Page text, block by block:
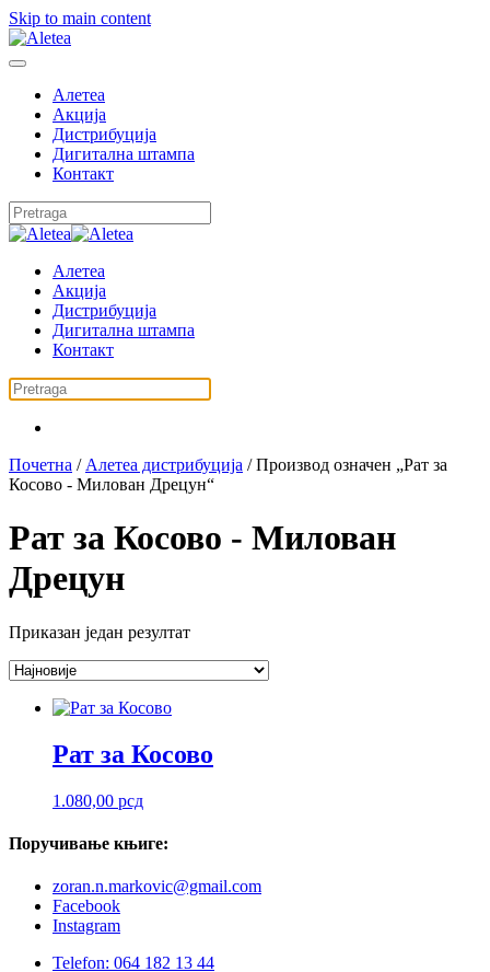
Skip to main content
Алетеа
Акција
Дистрибуција
Дигитална штампа
Контакт
Алетеа
Акција
Дистрибуција
Дигитална штампа
Контакт
Почетна / Алетеа дистрибуција / Производ oзначен „Рат за
Косово - Милован Дрецун“
Рат за Косово - Милован
Дрецун
Приказан један резултат
Рат за Косово
1.080,00 рсд
Поручивање књиге:
zoran.n.markovic@gmail.com
Facebook
Instagram
Telefon: 064 182 13 44